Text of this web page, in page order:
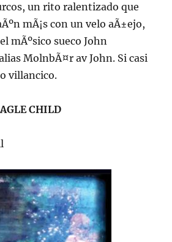
un rito ralentizado que
mÃ¡s con un velo aÃ±ejo,
mÃºsico sueco John
MolnbÃ¤r av John. Si casi
villancico.
CHILD